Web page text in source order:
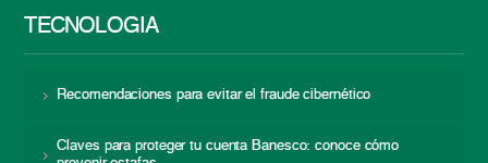
TECNOLOGÍA
Recomendaciones para evitar el fraude cibernético
Claves para proteger tu cuenta Banesco: conoce cómo